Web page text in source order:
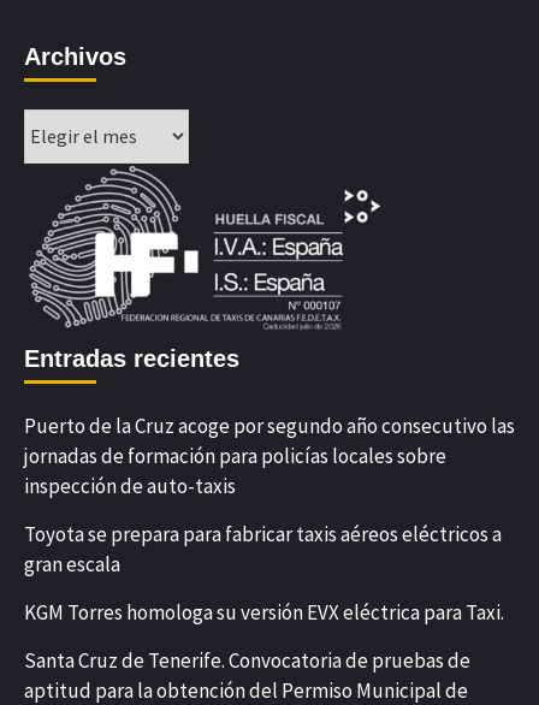
Archivos
Entradas recientes
Puerto de la Cruz acoge por segundo año consecutivo las
jornadas de formación para policías locales sobre
inspección de auto-taxis
Toyota se prepara para fabricar taxis aéreos eléctricos a
gran escala
KGM Torres homologa su versión EVX eléctrica para Taxi.
Santa Cruz de Tenerife. Convocatoria de pruebas de
aptitud para la obtención del Permiso Municipal de